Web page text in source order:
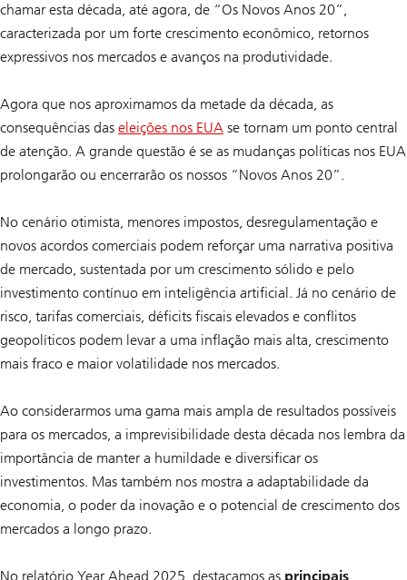
chamar esta década, até agora, de “Os Novos Anos 20”,
caracterizada por um forte crescimento econômico, retornos
expressivos nos mercados e avanços na produtividade.
Agora que nos aproximamos da metade da década, as
consequências das eleições nos EUA se tornam um ponto central
de atenção. A grande questão é se as mudanças políticas nos EUA
prolongarão ou encerrarão os nossos “Novos Anos 20”.
No cenário otimista, menores impostos, desregulamentação e
novos acordos comerciais podem reforçar uma narrativa positiva
de mercado, sustentada por um crescimento sólido e pelo
investimento contínuo em inteligência artificial. Já no cenário de
risco, tarifas comerciais, déficits fiscais elevados e conflitos
geopolíticos podem levar a uma inflação mais alta, crescimento
mais fraco e maior volatilidade nos mercados.
Ao considerarmos uma gama mais ampla de resultados possíveis
para os mercados, a imprevisibilidade desta década nos lembra da
importância de manter a humildade e diversificar os
investimentos. Mas também nos mostra a adaptabilidade da
economia, o poder da inovação e o potencial de crescimento dos
mercados a longo prazo.
No relatório Year Ahead 2025, destacamos as principais